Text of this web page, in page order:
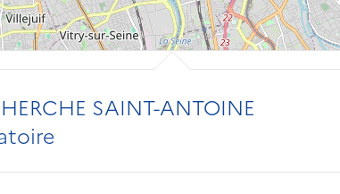
SAINT-ANTOINE